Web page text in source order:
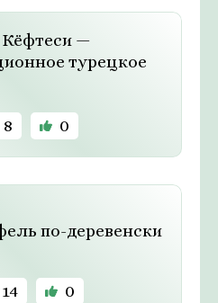
—
турецкое
8 0
по-деревенски
14 0